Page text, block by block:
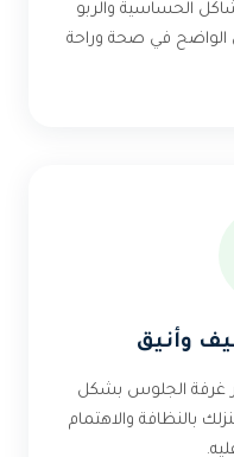
الحساسية والربو
الواضح في صحة وراحة
وأنيق
غرفة الجلوس بشكل
بالنظافة والاهتمام